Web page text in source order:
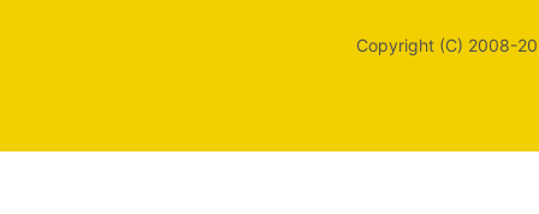
Copyright (C) 2008-